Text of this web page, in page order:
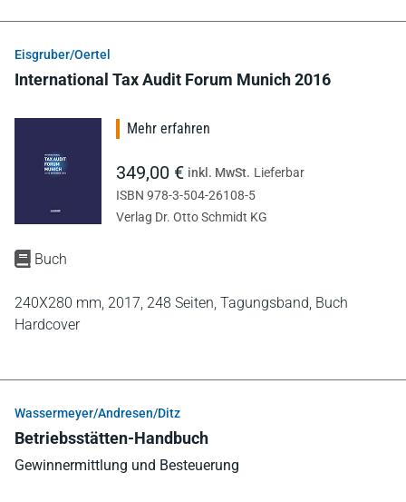
Eisgruber/Oertel
International Tax Audit Forum Munich 2016
Buch
240X280 mm, 2017, 248 Seiten, Tagungsband, Buch
Hardcover
Mehr erfahren
349,00 € inkl. MwSt. Lieferbar
ISBN 978-3-504-26108-5
Verlag Dr. Otto Schmidt KG
Wassermeyer/Andresen/Ditz
Betriebsstätten-Handbuch
Gewinnermittlung und Besteuerung